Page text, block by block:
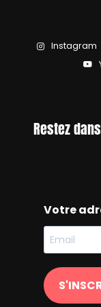
Instagram
Restez
Votre